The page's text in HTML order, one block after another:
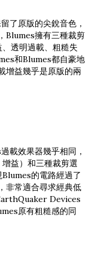
了原版的尖銳音色，
Blumes擁有三種裁剪
透明過載、粗糙失
和Blumes都自豪地
增益幾乎是原版的兩
載效果器幾乎相同，
益）和三種裁剪選
的電路經過了
非常適合尋求經典低
Devices
原有粗糙感的同